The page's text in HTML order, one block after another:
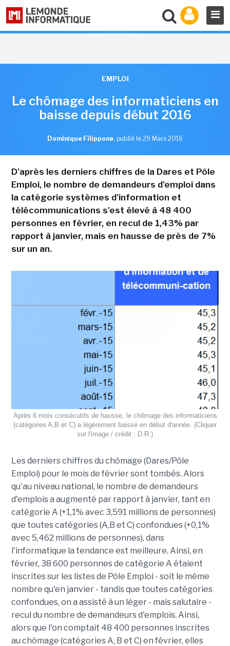
EMPLOI
Le chômage des informaticiens en
baisse depuis début 2016
Dominique Filippone, publié le 29 Mars 2016
D'après les derniers chiffres de la Dares et Pôle
Emploi, le nombre de demandeurs d'emploi dans
la catégorie systèmes d'information et
télécommunications s'est élevé à 48 400
personnes en février, en recul de 1,43% par
rapport à janvier, mais en hausse de près de 7%
sur un an.
Après 6 mois consécutifs de hausse, le chômage des informaticiens
(catégories A,B et C) a légèrement baissé en début d'année. (Cliquer
sur l'image / crédit : D.R.)
Les derniers chiffres du chômage (Dares/Pôle
Emploi) pour le mois de février sont tombés. Alors
qu'au niveau national, le nombre de demandeurs
d'emplois a augmenté par rapport à janvier, tant en
catégorie A (+1,1% avec 3,591 millions de personnes)
que toutes catégories (A,B et C) confondues (+0,1%
avec 5,462 millions de personnes), dans
l'informatique la tendance est meilleure. Ainsi, en
février, 38 600 personnes de catégorie A étaient
inscrites sur les listes de Pôle Emploi - soit le même
nombre qu'en janvier - tandis que toutes catégories
confondues, on a assisté à un léger - mais salutaire -
recul du nombre de demandeurs d'emplois. Ainsi,
alors que l'on comptait 48 400 personnes inscrites
au chômage (catégories A, B et C) en février, elles